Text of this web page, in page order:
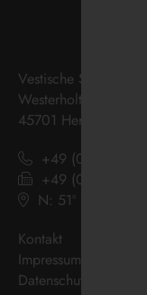
Vestische
Westerholter Straße
45701 Herten
+49 (0) 2366
+49 (0) 2366
N: 51º 36’ 38“
Kontakt
Impressum
Datenschutz